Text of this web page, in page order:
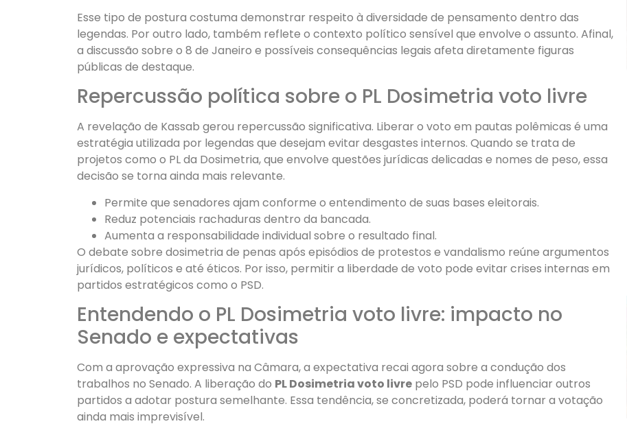
Esse tipo de postura costuma demonstrar respeito à diversidade de pensamento dentro das
legendas. Por outro lado, também reflete o contexto político sensível que envolve o assunto. Afinal,
a discussão sobre o 8 de Janeiro e possíveis consequências legais afeta diretamente figuras
públicas de destaque.
Repercussão política sobre o PL Dosimetria voto livre
A revelação de Kassab gerou repercussão significativa. Liberar o voto em pautas polêmicas é uma
estratégia utilizada por legendas que desejam evitar desgastes internos. Quando se trata de
projetos como o PL da Dosimetria, que envolve questões jurídicas delicadas e nomes de peso, essa
decisão se torna ainda mais relevante.
Permite que senadores ajam conforme o entendimento de suas bases eleitorais.
Reduz potenciais rachaduras dentro da bancada.
Aumenta a responsabilidade individual sobre o resultado final.
O debate sobre dosimetria de penas após episódios de protestos e vandalismo reúne argumentos
jurídicos, políticos e até éticos. Por isso, permitir a liberdade de voto pode evitar crises internas em
partidos estratégicos como o PSD.
Entendendo o PL Dosimetria voto livre: impacto no
Senado e expectativas
Com a aprovação expressiva na Câmara, a expectativa recai agora sobre a condução dos
trabalhos no Senado. A liberação do PL Dosimetria voto livre pelo PSD pode influenciar outros
partidos a adotar postura semelhante. Essa tendência, se concretizada, poderá tornar a votação
ainda mais imprevisível.